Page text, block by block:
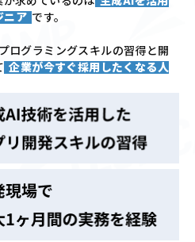
ニア です。
ログラミングスキルの習得と開
企業が今すぐ採用したくなる人